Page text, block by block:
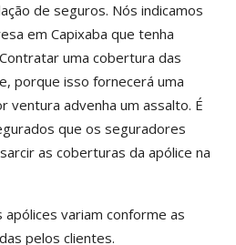
de seguros. Nós indicamos
em Capixaba que tenha
uma cobertura das
porque isso fornecerá uma
ventura advenha um assalto. É
que os seguradores
as coberturas da apólice na
apólices variam conforme as
pelos clientes.